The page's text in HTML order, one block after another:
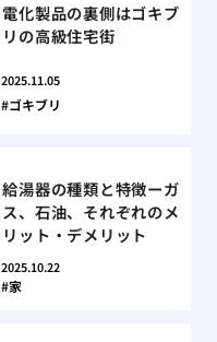
電化製品の裏側はゴキブ
リの高級住宅街
2025.11.05
ゴキブリ
給湯器の種類と特徴ーガ
ス、石油、それぞれのメ
リット・デメリット
2025.10.22
家